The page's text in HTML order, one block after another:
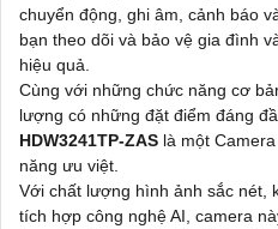
chuyển động, ghi âm, cảnh báo
bạn theo dõi và bảo vệ gia đình
hiệu quả.
Cùng với những chức năng cơ
lượng có những đặt điểm đáng
HDW3241TP-ZAS là một
năng ưu việt.
Với chất lượng hình ảnh sắc nét,
tích hợp công nghệ AI, camera